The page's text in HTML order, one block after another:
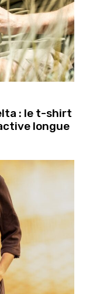
: le t-shirt
longue